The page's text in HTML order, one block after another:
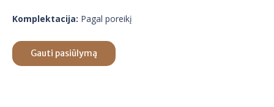
Komplektacija: Pagal poreikį
Gauti pasiūlymą